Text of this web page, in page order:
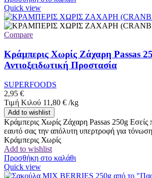
Quick view
Compare
Κράμπερις Χωρίς Ζάχαρη Passas
Αντιοξειδωτική Προστασία
SUPERFOODS
2,95 €
Τιμή Κιλού 11,80 € /kg
Add to wishlist
Κράμπερις Χωρίς Ζάχαρη Passas 250g Εσείς
εαυτό σας την απόλυτη υπερτροφή για
Κράμπερις Χωρίς
Add to wishlist
Προσθήκη στο καλάθι
Quick view